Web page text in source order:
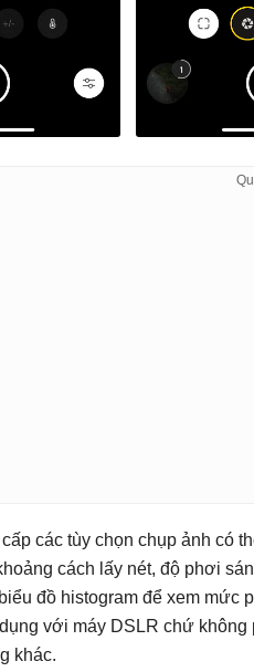
các tùy chọn chụp ảnh có
cách lấy nét, độ phơi
đồ histogram để xem
với máy DSLR chứ không
khác.